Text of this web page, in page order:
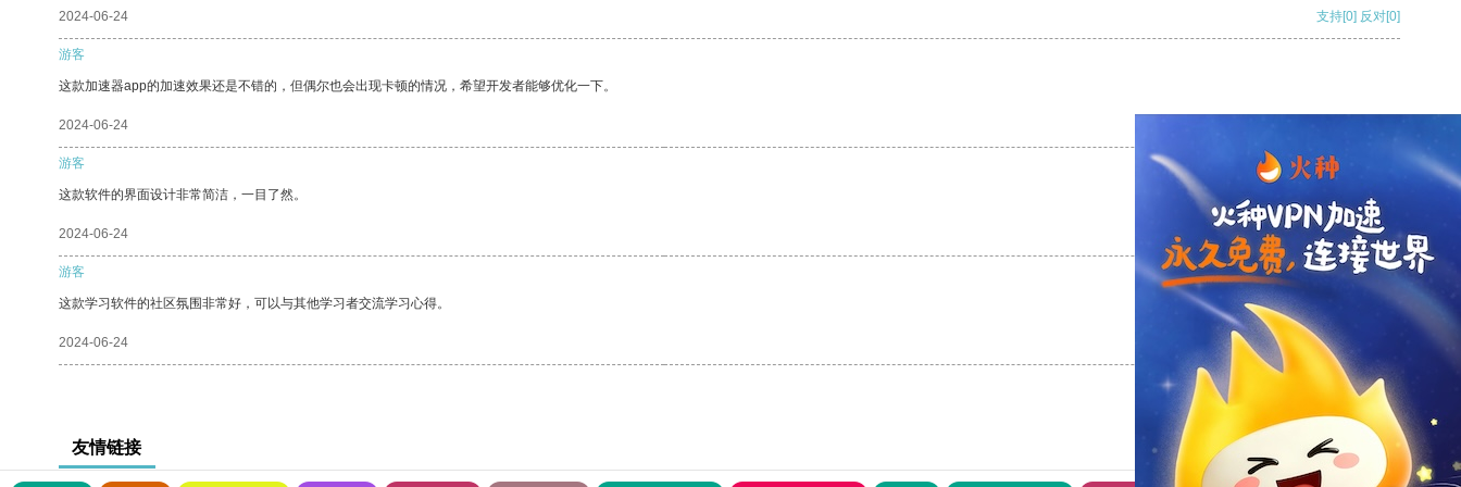
2024-06-24 支持[0] 反对[0]
游客
这款加速器app的加速效果还是不错的，但偶尔也会出现卡顿的情况，希望开发者能够优化一下。
2024-06-24
游客
这款软件的界面设计非常简洁，一目了然。
2024-06-24 支持 [0] 反对 [0]
游客
这款学习软件的社区氛围非常好，可以与其他学习者交流学习心得。
2024-06-24 支持
友情链接